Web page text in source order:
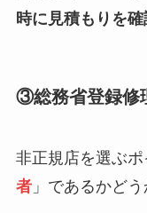
時に見積もりを確
③総務省登録修
非正規店を選ぶポ
者」であるかどう